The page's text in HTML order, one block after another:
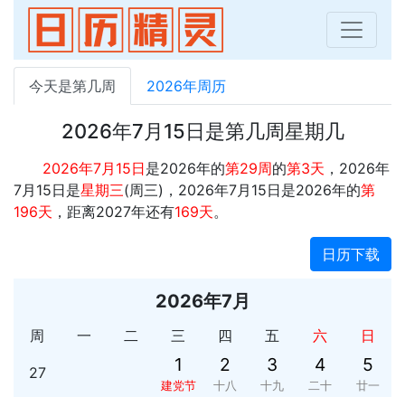
今天是第几周 2026年周历
2026年7月15日是第几周星期几
2026年7月15日是2026年的第29周的第3天 ，2026年
7月15日是星期三(周三)，2026年7月15日是2026年的第
196天 ，距离2027年还有169天。
日历下载
2026年7月
周 一 二 三 四 五 六 日
27 1
建党节
2
十八
3
十九
4
二十
5
廿一